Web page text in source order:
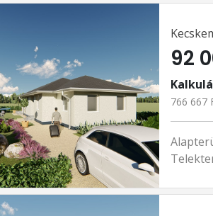
92
766 667